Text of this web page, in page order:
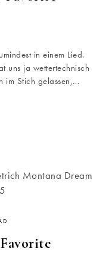
in einem Lied.
uns ja wettertechnisch
im Stich gelassen,…